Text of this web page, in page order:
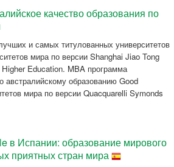
качество образования по
и самых титулованных университетов
мира по версии Shanghai Jiao Tong
Education. MBA программа
австралийскому образованию Good
мира по версии Quacquarelli Symonds
в Испании: образование мирового
приятных стран мира